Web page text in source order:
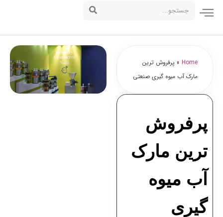
Home
» پرفروش ترین
مارک آب میوه گیری صنعتی
پرفروش
ترین مارک
آب میوه
گیری